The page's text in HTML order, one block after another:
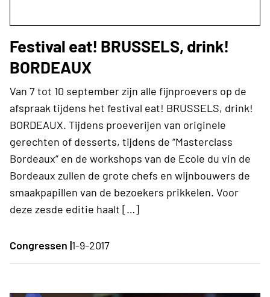
Festival eat! BRUSSELS, drink!
BORDEAUX
Van 7 tot 10 september zijn alle fijnproevers op de
afspraak tijdens het festival eat! BRUSSELS, drink!
BORDEAUX. Tijdens proeverijen van originele
gerechten of desserts, tijdens de “Masterclass
Bordeaux” en de workshops van de Ecole du vin de
Bordeaux zullen de grote chefs en wijnbouwers de
smaakpapillen van de bezoekers prikkelen. Voor
deze zesde editie haalt […]
Congressen |1-9-2017